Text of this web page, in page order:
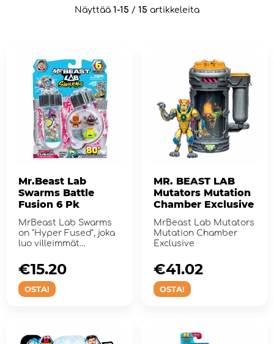
Näyttää 1-15 / 15 artikkeleita
Mr.Beast Lab
Swarms Battle
Fusion 6 Pk
MrBeast Lab Swarms
on "Hyper Fused", joka
luo villeimmät
OSTA!
€15.20
MR. BEAST LAB
Mutators Mutation
Chamber Exclusive
MrBeast Lab Mutators
Mutation Chamber
Exclusive
OSTA!
€41.02